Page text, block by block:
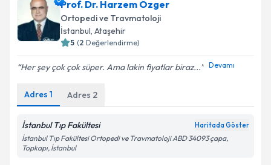
Dr. Öğr. Üyesi Çağatay Uluçayiçin randevu takvimi
talebi oluşturun. Size bu uzmandan randevu almanız
için bir takvim hazırlandığında e-posta ile
bilgilendireceğiz.
E-posta Adresiniz
Kişisel verilerimin işlenmesine ilişkin
Aydınlatma
Metni'ni okudum ve kişisel verilerimin belirtilen
kapsamda işlenmesini kabul ediyorum.
Prof. Dr. Harzem Özger
Ortopedi ve Travmatoloji
İstanbul, Ataşehir
5 (2 Değerlendirme)
Her şey çok çok süper. Ama lakin fiyatlar biraz... Devamı
Adres 1 Adres 2
İstanbul Tıp Fakültesi Haritada Göster
İstanbul Tıp Fakültesi Ortopedi ve Travmatoloji ABD 34093 çapa,
Topkapı, İstanbul